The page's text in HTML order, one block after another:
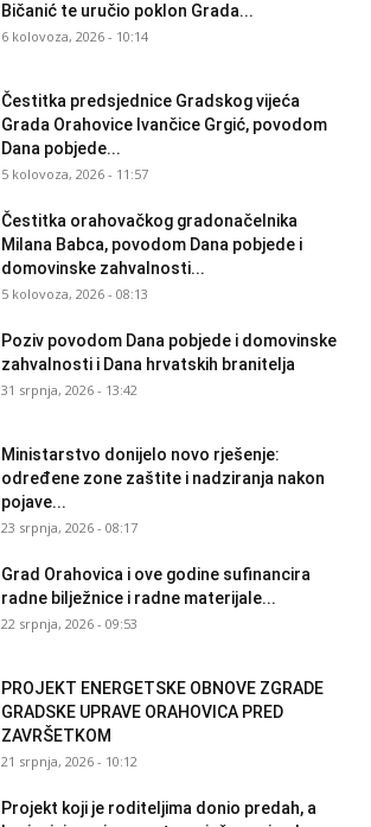
Bičanić te uručio poklon Grada...
6 kolovoza, 2026 - 10:14
Čestitka predsjednice Gradskog vijeća
Grada Orahovice Ivančice Grgić, povodom
Dana pobjede...
5 kolovoza, 2026 - 11:57
Čestitka orahovačkog gradonačelnika
Milana Babca, povodom Dana pobjede i
domovinske zahvalnosti...
5 kolovoza, 2026 - 08:13
Poziv povodom Dana pobjede i domovinske
zahvalnosti i Dana hrvatskih branitelja
31 srpnja, 2026 - 13:42
Ministarstvo donijelo novo rješenje:
određene zone zaštite i nadziranja nakon
pojave...
23 srpnja, 2026 - 08:17
Grad Orahovica i ove godine sufinancira
radne bilježnice i radne materijale...
22 srpnja, 2026 - 09:53
PROJEKT ENERGETSKE OBNOVE ZGRADE
GRADSKE UPRAVE ORAHOVICA PRED
ZAVRŠETKOM
21 srpnja, 2026 - 10:12
Projekt koji je roditeljima donio predah, a